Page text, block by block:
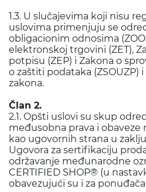
1.3. U slučajevima koji nisu
uslovima primenjuju se
obligacionim odnosima
elektronskoj trgovini (ZET),
potpisu (ZEP) i Zakona o
o zaštiti podataka (ZSOUZP)
zakona.
Član 2.
2.1. Opšti uslovi su skup
međusobna prava i obaveze
kao ugovornih strana u
Ugovora za sertifikaciju
održavanje međunarodne
CERTIFIED SHOP® (u
obavezujući su i za